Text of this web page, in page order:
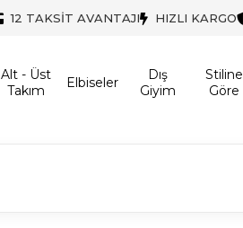
12 TAKSİT AVANTAJI HIZLI KARGO
Alt - Üst
Takım
Elbiseler
Dış
Giyim
Stiline
Göre